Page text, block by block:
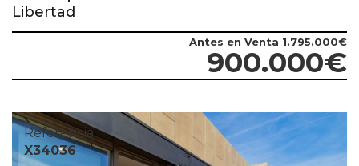
Libertad
Antes en Venta 1.795.000€
900.000€
Referencia
X34036